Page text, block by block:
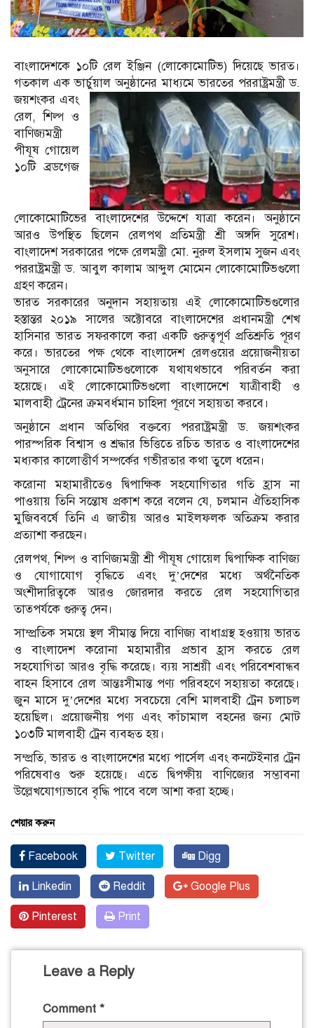
বাংলাদেশকে ১০টি রেল ইঞ্জিন (লোকোমোটিভ) দিয়েছে ভারত।
গতকাল এক ভার্চুয়াল অনুষ্ঠানের মাধ্যমে ভারতের পররাষ্ট্রমন্ত্রী ড.
জয়শংকর এবং
রেল, শিল্প ও
বাণিজ্যমন্ত্রী
পীযূষ গোয়েল
১০টি ব্রডগেজ
লোকোমোটিভের বাংলাদেশের উদ্দেশে যাত্রা করেন। অনুষ্ঠানে
আরও উপস্থিত ছিলেন রেলপথ প্রতিমন্ত্রী শ্রী অঙ্গদি সুরেশ।
বাংলাদেশ সরকারের পক্ষে রেলমন্ত্রী মো. নুরুল ইসলাম সুজন এবং
পররাষ্ট্রমন্ত্রী ড. আবুল কালাম আব্দুল মোমেন লোকোমোটিভগুলো
গ্রহণ করেন।
ভারত সরকারের অনুদান সহায়তায় এই লোকোমোটিভগুলোর
হস্তান্তর ২০১৯ সালের অক্টোবরে বাংলাদেশের প্রধানমন্ত্রী শেখ
হাসিনার ভারত সফরকালে করা একটি গুরুত্বপূর্ণ প্রতিশ্রুতি পূরণ
করে। ভারতের পক্ষ থেকে বাংলাদেশ রেলওয়ের প্রয়োজনীয়তা
অনুসারে লোকোমোটিভগুলোকে যথাযথভাবে পরিবর্তন করা
হয়েছে। এই লোকোমোটিভগুলো বাংলাদেশে যাত্রীবাহী ও
মালবাহী ট্রেনের ক্রমবর্ধমান চাহিদা পূরণে সহায়তা করবে।
অনুষ্ঠানে প্রধান অতিথির বক্তব্যে পররাষ্ট্রমন্ত্রী ড. জয়শংকর
পারস্পরিক বিশ্বাস ও শ্রদ্ধার ভিত্তিতে রচিত ভারত ও বাংলাদেশের
মধ্যকার কালোত্তীর্ণ সম্পর্কের গভীরতার কথা তুলে ধরেন।
করোনা মহামারীতেও দ্বিপাক্ষিক সহযোগিতার গতি হ্রাস না
পাওয়ায় তিনি সন্তোষ প্রকাশ করে বলেন যে, চলমান ঐতিহাসিক
মুজিববর্ষে তিনি এ জাতীয় আরও মাইলফলক অতিক্রম করার
প্রত্যাশা করছেন।
রেলপথ, শিল্প ও বাণিজ্যমন্ত্রী শ্রী পীযূষ গোয়েল দ্বিপাক্ষিক বাণিজ্য
ও যোগাযোগ বৃদ্ধিতে এবং দু’দেশের মধ্যে অর্থনৈতিক
অংশীদারিত্বকে আরও জোরদার করতে রেল সহযোগিতার
তাত্পর্যকে গুরুত্ব দেন।
সাম্প্রতিক সময়ে স্থল সীমান্ত দিয়ে বাণিজ্য বাধাগ্রস্থ হওয়ায় ভারত
ও বাংলাদেশ করোনা মহামারীর প্রভাব হ্রাস করতে রেল
সহযোগিতা আরও বৃদ্ধি করেছে। ব্যয় সাশ্রয়ী এবং পরিবেশবান্ধব
বাহন হিসাবে রেল আন্তঃসীমান্ত পণ্য পরিবহণে সহায়তা করেছে।
জুন মাসে দু’দেশের মধ্যে সবচেয়ে বেশি মালবাহী ট্রেন চলাচল
হয়েছিল। প্রয়োজনীয় পণ্য এবং কাঁচামাল বহনের জন্য মোট
১০৩টি মালবাহী ট্রেন ব্যবহৃত হয়।
সম্প্রতি, ভারত ও বাংলাদেশের মধ্যে পার্সেল এবং কনটেইনার ট্রেন
পরিষেবাও শুরু হয়েছে। এতে দ্বিপক্ষীয় বাণিজ্যের সম্ভাবনা
উল্লেখযোগ্যভাবে বৃদ্ধি পাবে বলে আশা করা হচ্ছে।
শেয়ার করুন
Facebook Twitter Digg
Linkedin Reddit Google Plus
Pinterest Print
Leave a Reply
Comment *